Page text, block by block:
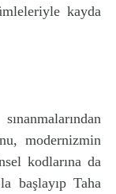
kayda
modernizmin
kodlarına da
başlayıp Taha